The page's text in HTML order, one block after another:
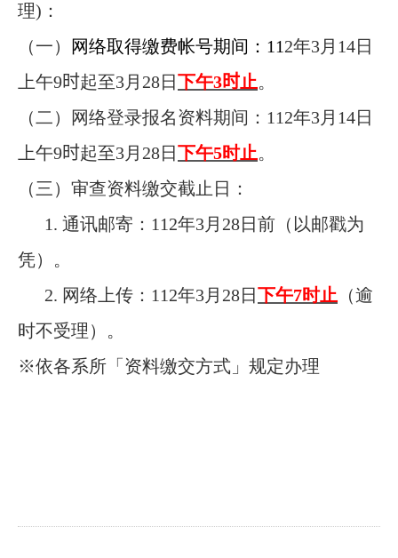
理)：
（一）
网络取得缴费帐号期间：112年3月14日
上午9时起至3月28日 下午3时止。
（二）网络登录报名资料期间：112年3月14日
上午9时起至3月28日 下午5时止。
（三）审查资料缴交截止日：
1. 通讯邮寄：112年3月28日前（以邮戳为
凭）。
2. 网络上传：112年3月28日 下午7时止 （逾
时不受理）。
※依各系所「资料缴交方式」规定办理